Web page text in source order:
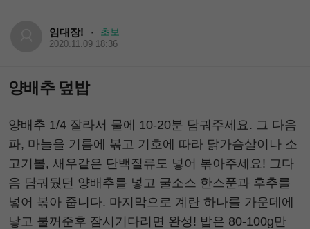
임대장! · 초보
2020.11.09 18:36
양배추 덮밥
양배추 1/4 잘라서 물에 10-20분 담궈주세요. 그 다음
파, 마늘을 기름에 볶고 기호에 따라 닭가슴살이나 소
고기볼, 새우같은 단백질류도 넣어 볶아주세요! 그다
음 담궈뒀던 양배추를 넣고 굴소스 한스푼과 후추를
넣어 볶아 줍니다. 마지막으로 계란 하나를 가운데에
낳고 불꺼준후 잠시기다리면 완성! 밥은 80-100g만